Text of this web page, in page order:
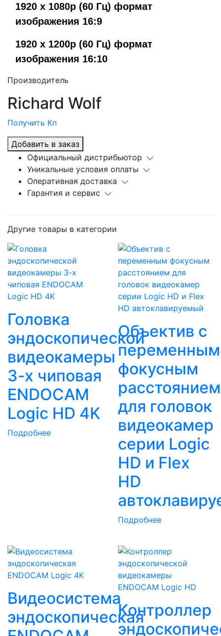
1920 x 1080p (60 Гц) формат
изображения 16:9
1920 x 1200p (60 Гц) формат
изображения 16:10
Производитель
Richard Wolf
Получить Кп
Добавить в заказ
Официальный дистрибьютор
Уникальные условия оплаты
Оперативная доставка
Гарантия и сервис
Другие товары в категории
Головка
эндоскопической
видеокамеры
3-х чиповая
ENDOCAM
Logic HD 4K
Подробнее
Объектив с
переменным
фокусным
расстоянием
для головок
видеокамер
серии Logic
HD и Flex
HD
Подробнее
Видеосистема
эндоскопическаяКонтроллер